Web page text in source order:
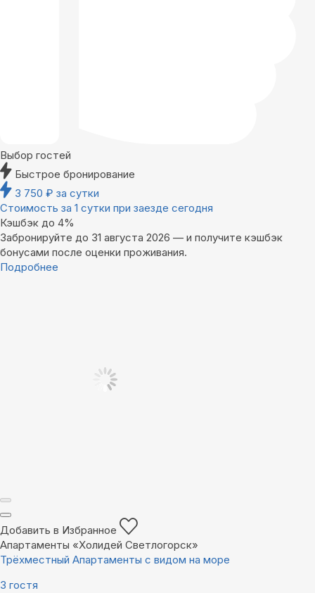
Выбор гостей
Быстрое бронирование
3 750 ₽ за сутки
Стоимость за 1 сутки при заезде сегодня
Кэшбэк до 4%
Забронируйте до 31 августа 2026 — и получите кэшбэк
бонусами после оценки проживания.
Подробнее
Добавить в Избранное
Апартаменты «Холидей Светлогорск»
Трёхместный Апартаменты с видом на море
3 гостя